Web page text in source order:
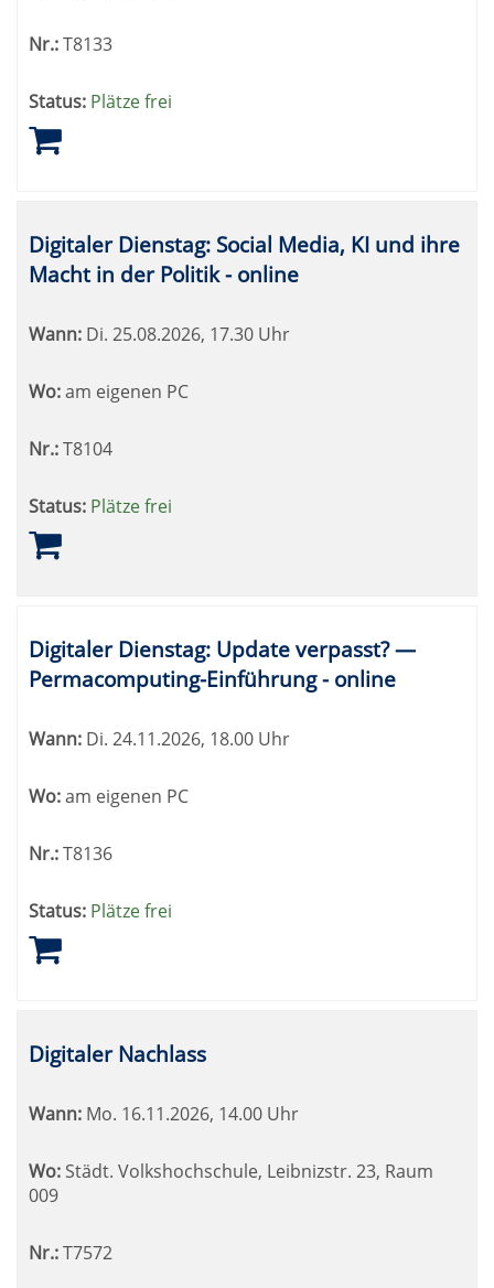
Nr.:T8133
Status: Plätze frei
Digitaler Dienstag: Social Media, KI und ihre
Macht in der Politik - online
Wann: Di. 25.08.2026, 17.30 Uhr
Wo:am eigenen PC
Nr.:T8104
Status: Plätze frei
Digitaler Dienstag: Update verpasst? —
Permacomputing-Einführung - online
Wann: Di. 24.11.2026, 18.00 Uhr
Wo:am eigenen PC
Nr.:T8136
Status: Plätze frei
Digitaler Nachlass
Wann: Mo. 16.11.2026, 14.00 Uhr
Wo: Städt. Volkshochschule, Leibnizstr. 23, Raum
009
Nr.:T7572